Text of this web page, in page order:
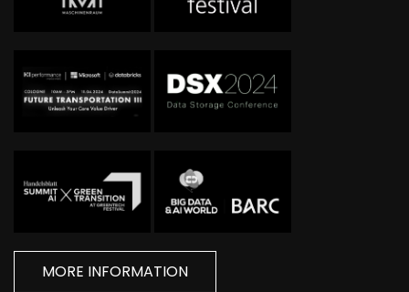
MORE INFORMATION